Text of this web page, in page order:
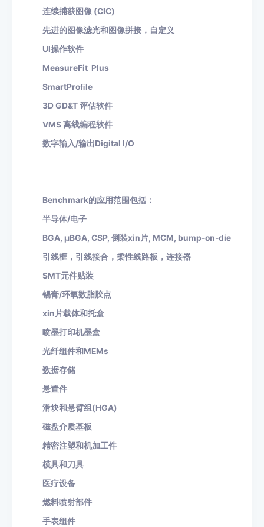
连续捕获图像 (CIC)
先进的图像滤光和图像拼接，自定义
UI操作软件
MeasureFit Plus
SmartProﬁle
3D GD&T 评估软件
VMS 离线编程软件
数字输入/输出Digital I/O
Benchmark的应用范围包括：
半导体/电子
BGA, μBGA, CSP, 倒装xin片, MCM, bump-on-die
引线框，引线接合，柔性线路板，连接器
SMT元件贴装
锡膏/环氧数脂胶点
xin片载体和托盒
喷墨打印机墨盒
光纤组件和MEMs
数据存储
悬置件
滑块和悬臂组 (HGA)
磁盘介质基板
精密注塑和机加工件
模具和刀具
医疗设备
燃料喷射部件
手表组件